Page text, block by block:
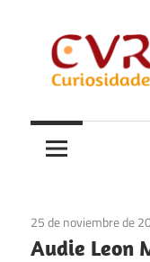
contenido
y
anécdotas
historia
25 de noviembre de
Audie Leon